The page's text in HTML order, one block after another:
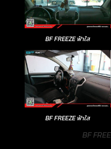
BF FREEZE ฟ้าใส
BF FREEZE ฟ้าใส
BF